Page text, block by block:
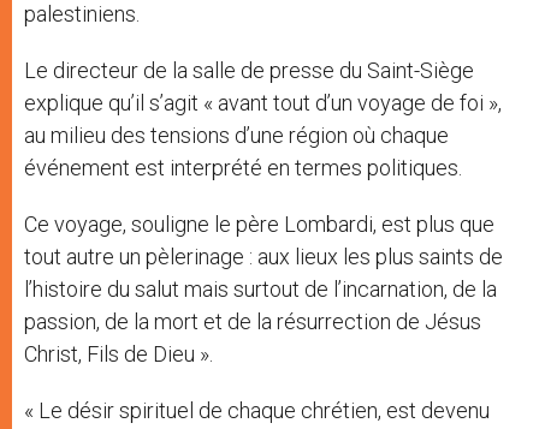
palestiniens.
Le directeur de la salle de presse du Saint-Siège
explique qu’il s’agit « avant tout d’un voyage de foi »,
au milieu des tensions d’une région où chaque
événement est interprété en termes politiques.
Ce voyage, souligne le père Lombardi, est plus que
tout autre un pèlerinage : aux lieux les plus saints de
l’histoire du salut mais surtout de l’incarnation, de la
passion, de la mort et de la résurrection de Jésus
Christ, Fils de Dieu ».
« Le désir spirituel de chaque chrétien, est devenu